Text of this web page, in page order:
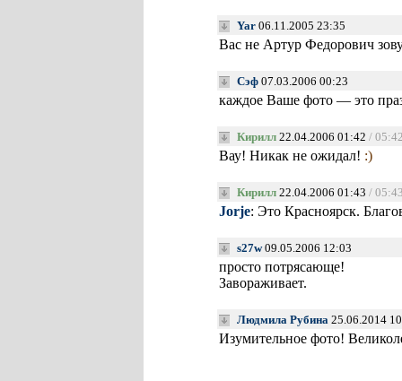
Yar 06.11.2005 23:35
Вас не Артур Федорович
Сэф 07.03.2006 00:23
каждое Ваше фото — это
Кирилл 22.04.2006 01:42 /
Вау! Никак не ожидал! :)
Кирилл 22.04.2006 01:43 /
Jorje: Это Красноярск.
s27w09.05.2006 12:03
просто потрясающе!
Завораживает.
Людмила Рубина 25.06.2014
Изумительное фото!